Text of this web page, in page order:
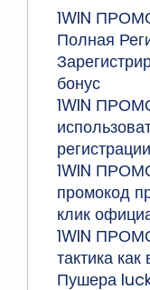
1WIN
Полная
бонус
1WIN
1WIN
промокод
клик
1WIN
тактика как
Пушера